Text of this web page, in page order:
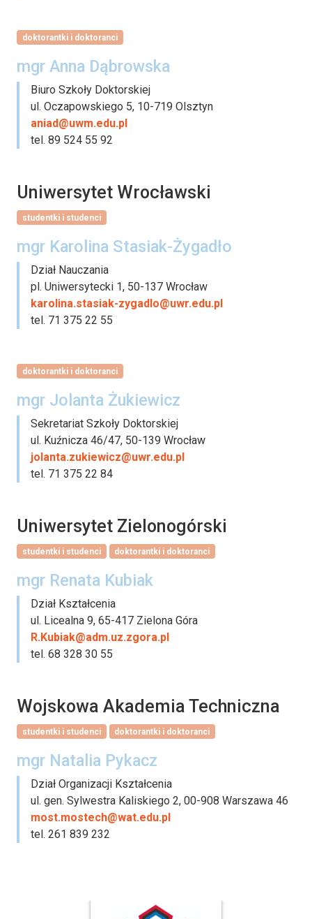
doktorantki i doktoranci
mgr Anna Dąbrowska
Biuro Szkoły Doktorskiej
ul. Oczapowskiego 5, 10-719 Olsztyn
aniad@uwm.edu.pl
tel. 89 524 55 92
Uniwersytet Wrocławski
studentki i studenci
mgr Karolina Stasiak-Żygadło
Dział Nauczania
pl. Uniwersytecki 1, 50-137 Wrocław
karolina.stasiak-zygadlo@uwr.edu.pl
tel. 71 375 22 55
doktorantki i doktoranci
mgr Jolanta Żukiewicz
Sekretariat Szkoły Doktorskiej
ul. Kuźnicza 46/47, 50-139 Wrocław
jolanta.zukiewicz@uwr.edu.pl
tel. 71 375 22 84
Uniwersytet Zielonogórski
studentki i studenci doktorantki i doktoranci
mgr Renata Kubiak
Dział Kształcenia
ul. Licealna 9, 65-417 Zielona Góra
R.Kubiak@adm.uz.zgora.pl
tel. 68 328 30 55
Wojskowa Akademia Techniczna
studentki i studenci doktorantki i doktoranci
mgr Natalia Pykacz
Dział Organizacji Kształcenia
ul. gen. Sylwestra Kaliskiego 2, 00-908 Warszawa 46
most.mostech@wat.edu.pl
tel. 261 839 232